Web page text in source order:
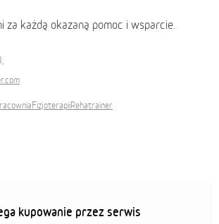
za każdą okazaną pomoc i wsparcie.
kupowanie przez serwis